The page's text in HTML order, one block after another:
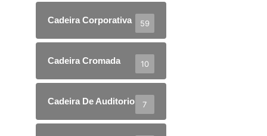
Cadeira Corporativa 59
Cadeira Cromada 10
Cadeira De Auditorio 7